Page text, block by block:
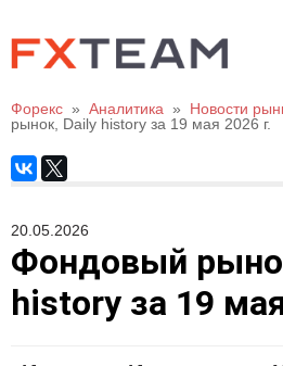
Форекс » Аналитика » Новости
рынок, Daily history за 19 мая 2026 г.
20.05.2026
Фондовый
history за 19